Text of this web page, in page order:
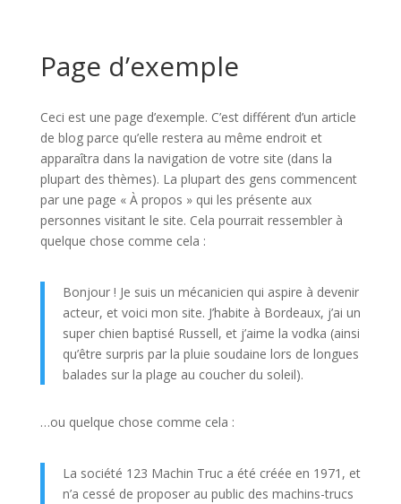
Page d’exemple
Ceci est une page d’exemple. C’est différent d’un article
de blog parce qu’elle restera au même endroit et
apparaîtra dans la navigation de votre site (dans la
plupart des thèmes). La plupart des gens commencent
par une page « À propos » qui les présente aux
personnes visitant le site. Cela pourrait ressembler à
quelque chose comme cela :
Bonjour ! Je suis un mécanicien qui aspire à devenir
acteur, et voici mon site. J’habite à Bordeaux, j’ai un
super chien baptisé Russell, et j’aime la vodka (ainsi
qu’être surpris par la pluie soudaine lors de longues
balades sur la plage au coucher du soleil).
…ou quelque chose comme cela :
La société 123 Machin Truc a été créée en 1971, et
n’a cessé de proposer au public des machins-trucs